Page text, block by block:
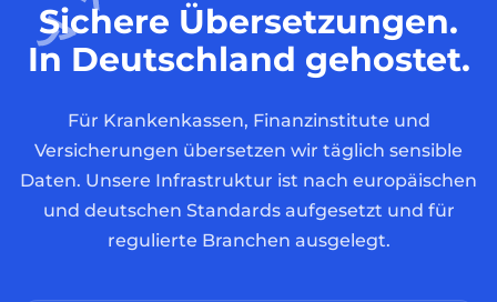
Sichere Übersetzungen.
In Deutschland gehostet.
Für Krankenkassen, Finanzinstitute und
Versicherungen übersetzen wir täglich sensible
Daten. Unsere Infrastruktur ist nach europäischen
und deutschen Standards aufgesetzt und für
regulierte Branchen ausgelegt.